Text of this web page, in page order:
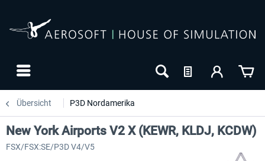
Übersicht P3D Nordamerika
New York Airports V2 X (KEWR, KLDJ, KCDW)
FSX/FSX:SE/P3D V4/V5